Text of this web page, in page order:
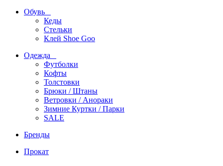
Обувь
Кеды
Стельки
Клей Shoe Goo
Одежда
Футболки
Кофты
Толстовки
Брюки / Штаны
Ветровки / Анораки
Зимние Куртки / Парки
SALE
Бренды
Прокат